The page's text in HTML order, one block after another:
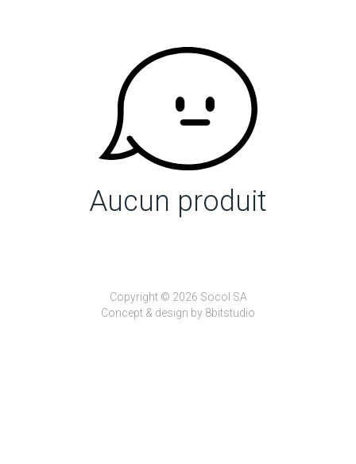
Aucun produit
Copyright © 2026 Socol SA
Concept & design by 8bitstudio